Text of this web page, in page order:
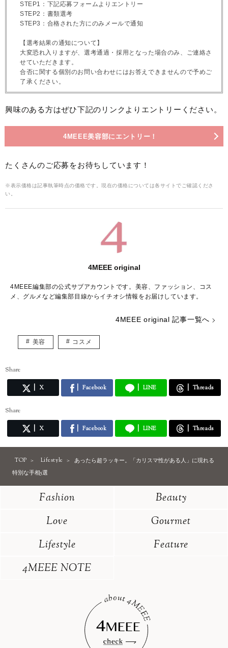
STEP1：下記応募フォームよりエントリー
STEP2：書類選考
STEP3：合格された方にのみメールで通知
【選考結果の通知について】
大変恐れ入りますが、選考通過・採用となった場合のみ、ご連絡さ
せていただきます。
合否に関する個別のお問い合わせにはお答えできませんので予めご
了承ください。
興味のある方はぜひ下記のリンクよりエントリーください。
4MEEE美容部にエントリー！
たくさんのご応募をお待ちしています！
※表示価格は記事執筆時点の価格です。現在の価格については各サイトでご確認くださ
い。
4MEEE original
4MEEE編集部の公式サブアカウントです。美容、ファッション、コス
メ、グルメなど編集部目線からイチオシ情報をお届けしています。
4MEEE original 記事一覧へ
美容 コスメ
Share
X Facebook LINE Threads
Share
X Facebook LINE Threads
TOP Lifestyle
あったら超ラッキー。「カリスマ性がある人」に現れる
特別な手相5選
Fashion
Beauty
Love
Gourmet
Lifestyle
Feature
4MEEE NOTE